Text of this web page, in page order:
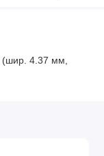
(шир. 4.37 мм,